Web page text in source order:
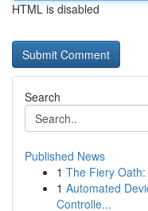
HTML is disabled
Search
Published News
1 The Fiery
1 Automated
Controlle...